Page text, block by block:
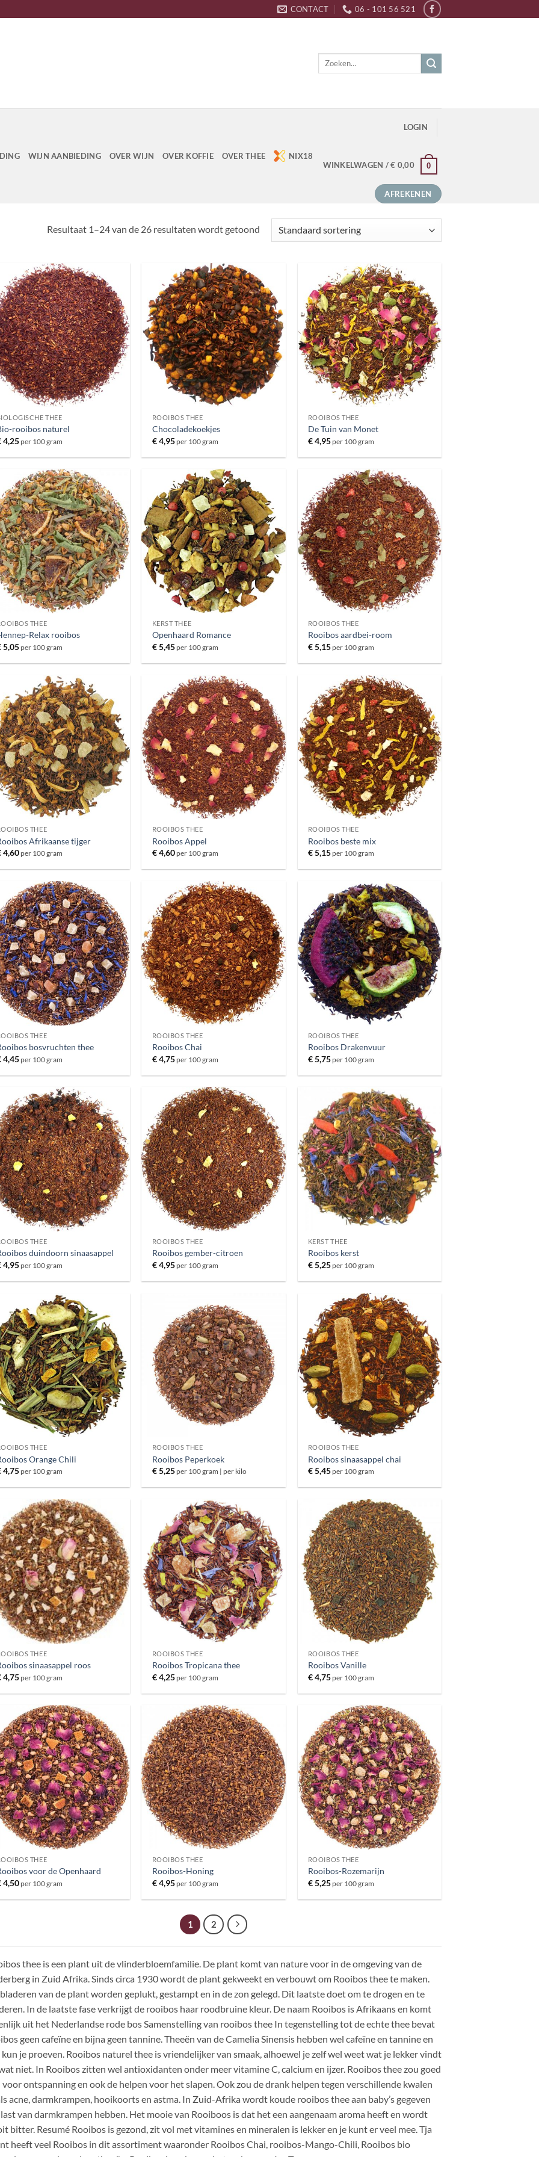
CONTACT 06 - 101 56 521
Zoeken
WIJN AANBIEDING OVER WIJN OVER KOFFIE OVER THEE NIX18
LOGIN
WINKELWAGEN /€ 0,00 0
AFREKENEN
Resultaat 1–24 van de 26 resultaten wordt getoond
THEE
rooibos naturel
4,25per 100 gram
ROOIBOS THEE
Chocoladekoekjes
€4,95per 100 gram
ROOIBOS THEE
De Tuin van Monet
€4,95per 100 gram
THEE
Relax rooibos
5,05per 100 gram
KERST THEE
Openhaard Romance
€5,45per 100 gram
ROOIBOS THEE
Rooibos aardbei-room
€5,15per 100 gram
THEE
Afrikaanse tijger
4,60per 100 gram
ROOIBOS THEE
Rooibos Appel
€4,60per 100 gram
ROOIBOS THEE
Rooibos beste mix
€5,15per 100 gram
THEE
bosvruchten thee
4,45per 100 gram
ROOIBOS THEE
Rooibos Chai
€4,75per 100 gram
ROOIBOS THEE
Rooibos Drakenvuur
€5,75per 100 gram
THEE
duindoorn sinaasappel
4,95per 100 gram
ROOIBOS THEE
Rooibos gember-citroen
€4,95per 100 gram
KERST THEE
Rooibos kerst
€5,25per 100 gram
THEE
Orange Chili
4,75per 100 gram
ROOIBOS THEE
Rooibos Peperkoek
€5,25per 100 gram | per kilo
ROOIBOS THEE
Rooibos sinaasappel chai
€5,45per 100 gram
THEE
sinaasappel roos
4,75per 100 gram
ROOIBOS THEE
Rooibos Tropicana thee
€4,25per 100 gram
ROOIBOS THEE
Rooibos Vanille
€4,75per 100 gram
THEE
voor de Openhaard
4,50per 100 gram
ROOIBOS THEE
Rooibos-Honing
€4,95per 100 gram
ROOIBOS THEE
Rooibos-Rozemarijn
€5,25per 100 gram
1 2
thee is een plant uit de vlinderbloemfamilie. De plant komt van nature voor in de omgeving van de
in Zuid Afrika. Sinds circa 1930 wordt de plant gekweekt en verbouwt om Rooibos thee te maken.
van de plant worden geplukt, gestampt en in de zon gelegd. Dit laatste doet om te drogen en te
In de laatste fase verkrijgt de rooibos haar roodbruine kleur. De naam Rooibos is Afrikaans en komt
uit het Nederlandse rode bos Samenstelling van rooibos thee In tegenstelling tot de echte thee bevat
geen cafeïne en bijna geen tannine. Theeën van de Camelia Sinensis hebben wel cafeïne en tannine en
je proeven. Rooibos naturel thee is vriendelijker van smaak, alhoewel je zelf wel weet wat je lekker vindt
niet. In Rooibos zitten wel antioxidanten onder meer vitamine C, calcium en ijzer. Rooibos thee zou goed
voor ontspanning en ook de helpen voor het slapen. Ook zou de drank helpen tegen verschillende kwalen
acne, darmkrampen, hooikoorts en astma. In Zuid-Afrika wordt koude rooibos thee aan baby’s gegeven
van darmkrampen hebben. Het mooie van Rooiboos is dat het een aangenaam aroma heeft en wordt
bitter. Resumé Rooibos is gezond, zit vol met vitamines en mineralen is lekker en je kunt er veel mee. Tja
heeft veel Rooibos in dit assortiment waaronder Rooibos Chai, rooibos-Mango-Chili, Rooibos bio